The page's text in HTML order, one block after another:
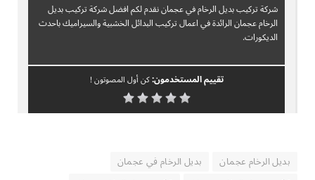
شركة تركيب بديل الرخام في عجمان نقدم لكم افضل شركة تركيب بديل
الرخام عجمان الرائدة في اعمال تركيب البدائل الخشبية والسيراميك باحدث
الديكورات.
تقييم المستخدمون:كن أول المصوتون !
بديل الرخام عجمان
بديل الرخام في عجمان